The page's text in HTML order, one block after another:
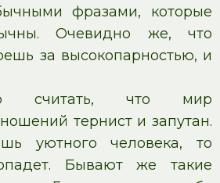
фразами, которые
Очевидно же, что
за высокопарностью, и
считать, что мир
тернист и запутан.
уютного человека, то
Бывают же такие